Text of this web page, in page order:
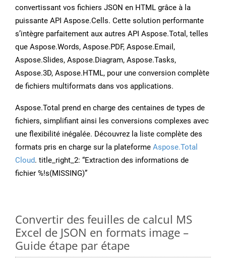
convertissant vos fichiers JSON en HTML grâce à la
puissante API Aspose.Cells. Cette solution performante
s’intègre parfaitement aux autres API Aspose.Total, telles
que Aspose.Words, Aspose.PDF, Aspose.Email,
Aspose.Slides, Aspose.Diagram, Aspose.Tasks,
Aspose.3D, Aspose.HTML, pour une conversion complète
de fichiers multiformats dans vos applications.
Aspose.Total prend en charge des centaines de types de
fichiers, simplifiant ainsi les conversions complexes avec
une flexibilité inégalée. Découvrez la liste complète des
formats pris en charge sur la plateforme Aspose.Total
Cloud. title_right_2: “Extraction des informations de
fichier %!s(MISSING)”
Convertir des feuilles de calcul MS
Excel de JSON en formats image –
Guide étape par étape